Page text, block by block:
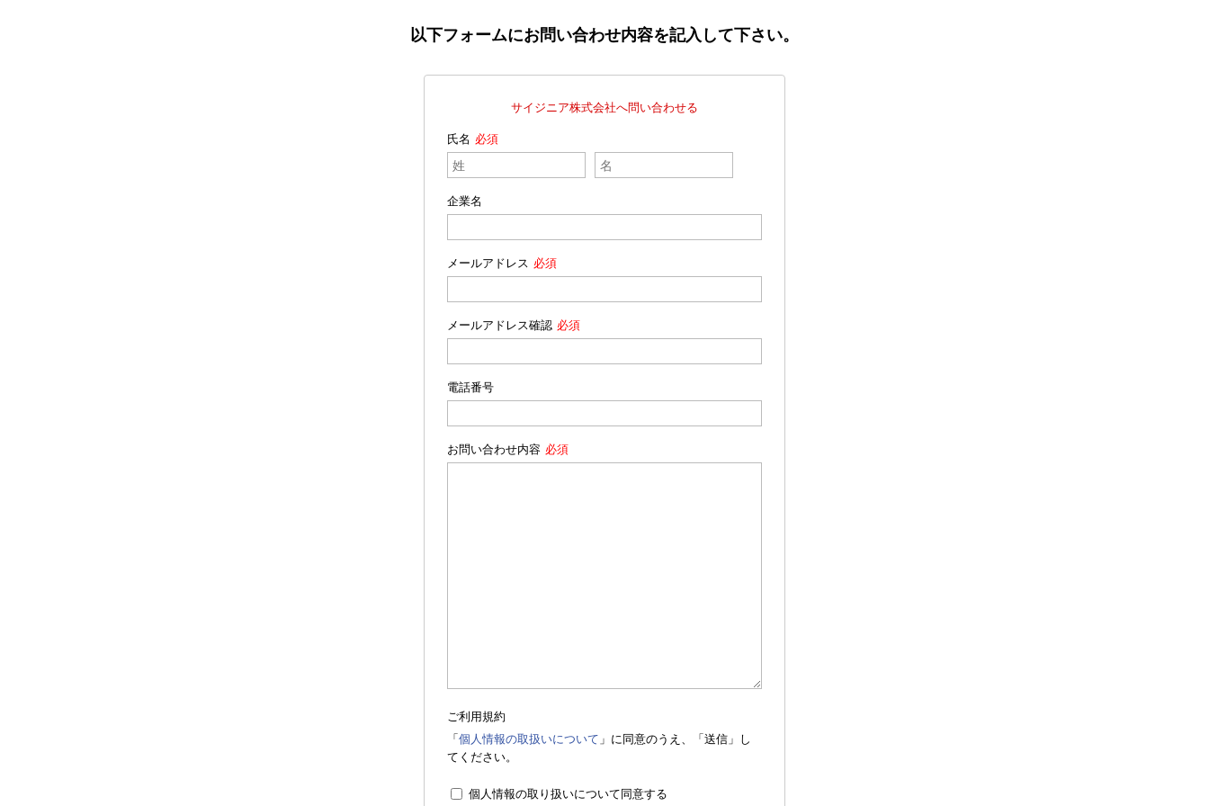
以下フォームにお問い合わせ内容を記入して下さい。
サイジニア株式会社へ問い合わせる
氏名
企業名
メールアドレス
メールアドレス確認
電話番号
お問い合わせ内容
ご利用規約
「個人情報の取扱いについて 」に同意のうえ、「送信」し
てください。
個人情報の取り扱いについて同意する